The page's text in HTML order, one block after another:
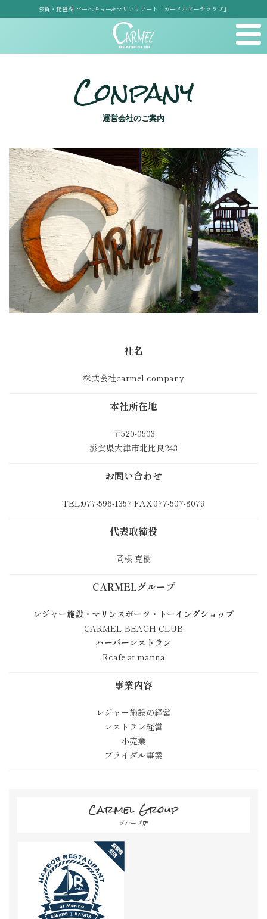
滋賀・琵琶湖 バーベキュー&マリンリゾート「カーメルビーチクラブ」
Conpany
運営会社のご案内
社名
株式会社carmel company
本社所在地
〒520-0503
滋賀県大津市北比良243
お問い合わせ
TEL:077-596-1357 FAX:077-507-8079
代表取締役
岡根 克樹
CARMELグループ
レジャー施設・マリンスポーツ・トーイングショップ
CARMEL BEACH CLUB
ハーバーレストラン
Rcafe at marina
事業内容
レジャー施設の経営
レストラン経営
小売業
ブライダル事業
Carmel Group
グループ店